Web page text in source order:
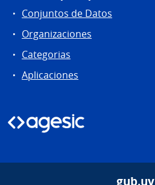
Conjuntos de Datos
Organizaciones
Categorias
Aplicaciones
gub.uy